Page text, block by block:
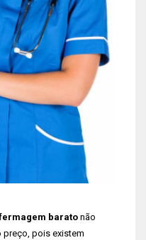
barato não
preço, pois existem